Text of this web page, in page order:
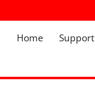
Home Support